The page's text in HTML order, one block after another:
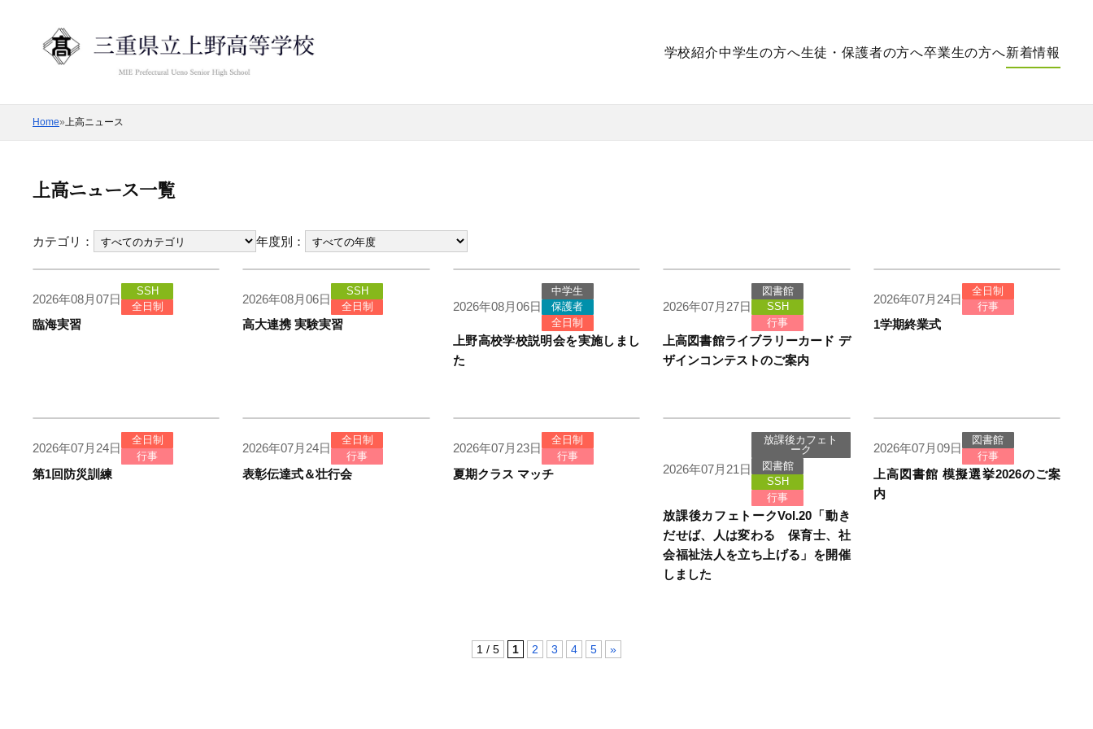
学校紹介中学生の方へ生徒・保護者の方へ卒業生の方へ新着情報
Home»上高ニュース
上高ニュース一覧
カテゴリ： 年度別：
2026年08月07日
SSH
全日制
臨海実習
2026年08月06日
SSH
全日制
高大連携 実験実習
2026年08月06日
中学生
保護者
全日制
上野高校学校説明会を実施しまし
た
2026年07月27日
図書館
SSH
行事
上高図書館ライブラリーカード デ
ザインコンテストのご案内
2026年07月24日
全日制
行事
1学期終業式
2026年07月24日
全日制
行事
第1回防災訓練
2026年07月24日
全日制
行事
表彰伝達式＆壮行会
2026年07月23日
全日制
行事
夏期クラス マッチ 2026年07月21日
放課後カフェト
ーク
図書館
SSH
行事
放課後カフェトークVol.20「動き
だせば、人は変わる 保育士、社
会福祉法人を立ち上げる」を開催
しました
2026年07月09日
図書館
行事
上高図書館 模擬選挙2026のご案
内
1 / 5 1 2 3 4 5 »